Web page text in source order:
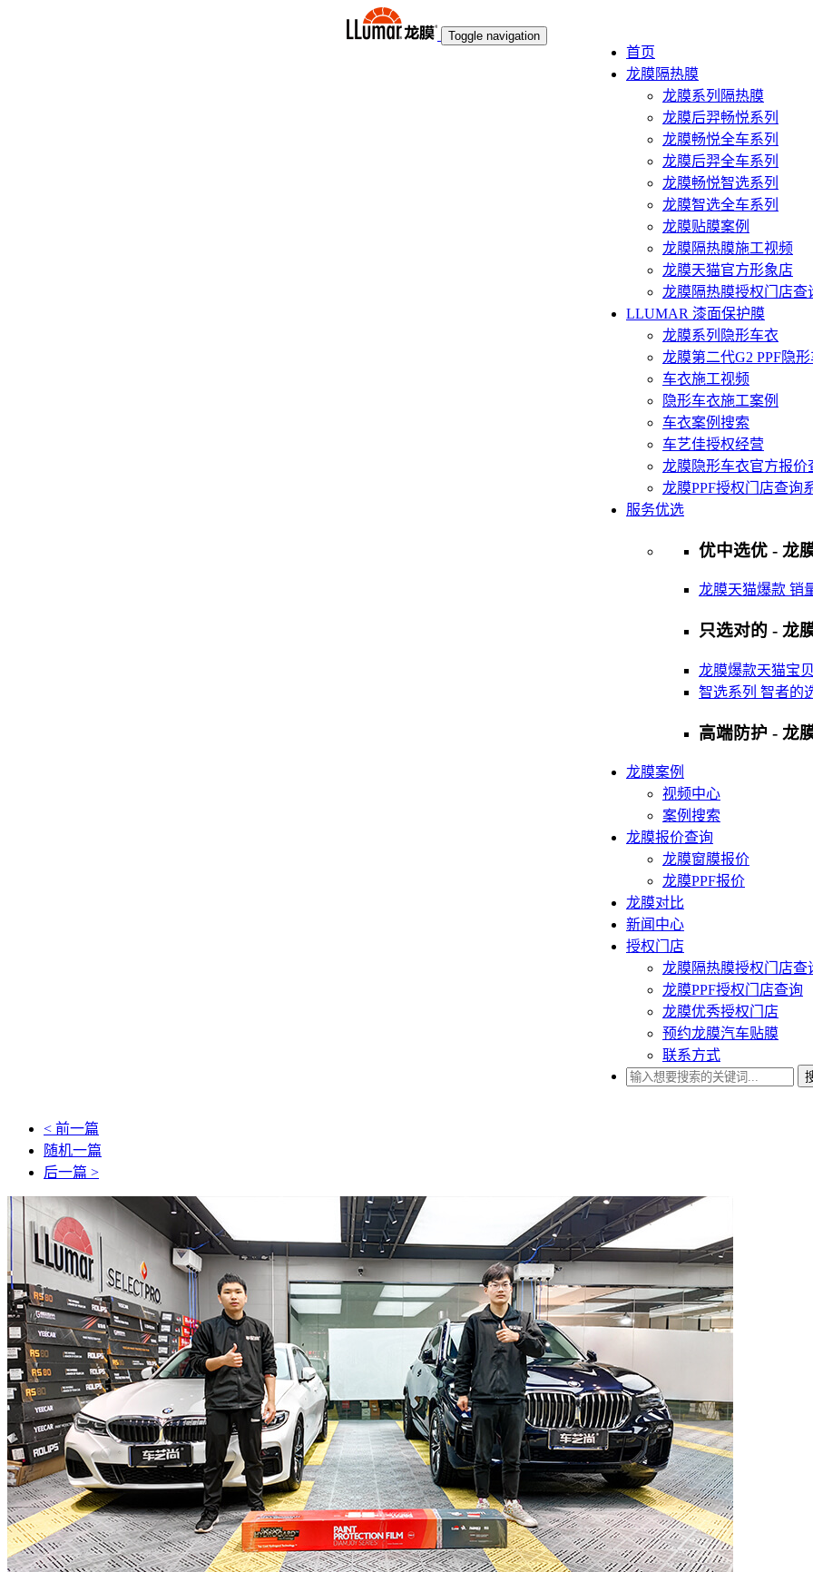
Toggle navigation
首页
龙膜隔热膜
龙膜系列隔热膜
龙膜后羿畅悦系列
龙膜畅悦全车系列
龙膜后羿全车系列
龙膜畅悦智选系列
龙膜智选全车系列
龙膜贴膜案例
龙膜隔热膜施工视频
龙膜天猫官方形象店
龙膜隔热膜授权门店查
LLUMAR 漆面保护膜
龙膜系列隐形车衣
龙膜第二代G2 PPF隐
车衣施工视频
隐形车衣施工案例
车衣案例搜索
车艺佳授权经营
龙膜隐形车衣官方报价
龙膜PPF授权门店查询
服务优选
优中选优 - 龙
龙膜天猫爆款 销
只选对的 - 龙
龙膜爆款天猫宝
智选系列 智者的
高端防护 - 龙
龙膜案例
视频中心
案例搜索
龙膜报价查询
龙膜窗膜报价
龙膜PPF报价
龙膜对比
新闻中心
授权门店
龙膜隔热膜授权门店查
龙膜PPF授权门店查询
龙膜优秀授权门店
预约龙膜汽车贴膜
联系方式
< 前一篇
随机一篇
后一篇 >